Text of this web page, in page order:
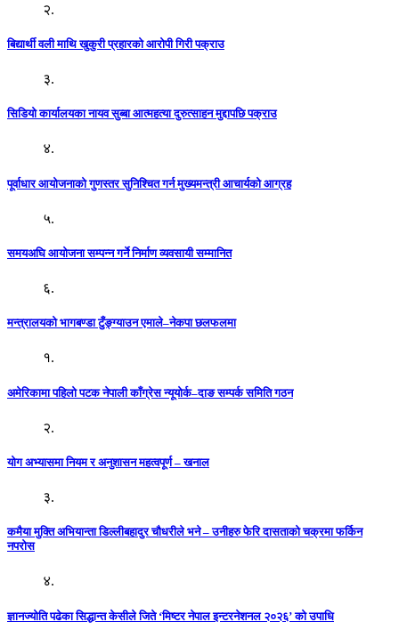
२.
बिद्यार्थी वली माथि खुकुरी प्रहारको आरोपी गिरी पक्राउ
३.
सिडियो कार्यालयका नायव सुब्बा आत्महत्या दुरुत्साहन मुद्दापछि पक्राउ
४.
पूर्वाधार आयोजनाको गुणस्तर सुनिश्चित गर्न मुख्यमन्त्री आचार्यको आग्रह
५.
समयअघि आयोजना सम्पन्न गर्ने निर्माण व्यवसायी सम्मानित
६.
मन्त्रालयको भागबण्डा टुँङ्ग्याउन एमाले–नेकपा छलफलमा
१.
अमेरिकामा पहिलो पटक नेपाली काँग्रेस न्यूयोर्क–दाङ सम्पर्क समिति गठन
२.
योग अभ्यासमा नियम र अनुशासन महत्वपूर्ण – खनाल
३.
कमैया मुक्ति अभियान्ता डिल्लीबहादुर चौधरीले भने – उनीहरु फेरि दासताको चक्रमा फर्किन
नपरोस
४.
ज्ञानज्योति पढेका सिद्धान्त केसीले जिते ‘मिष्टर नेपाल इन्टरनेशनल २०२६’ को उपाधि